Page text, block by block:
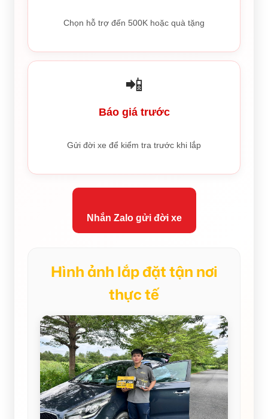
Chọn hỗ trợ đến 500K hoặc quà tặng
📲
Báo giá trước
Gửi đời xe để kiểm tra trước khi lắp
Nhắn Zalo gửi đời xe
Hình ảnh lắp đặt tận nơi
thực tế